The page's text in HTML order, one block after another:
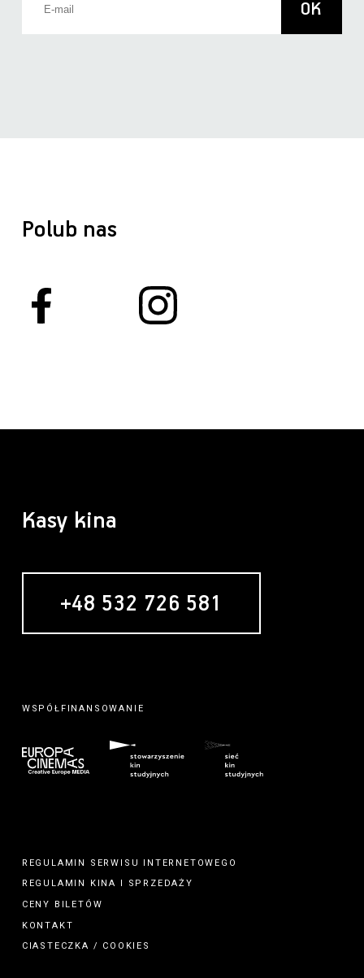
Polub nas
Kasy kina
+48 532 726 581
WSPÓŁFINANSOWANIE
REGULAMIN SERWISU INTERNETOWEGO
REGULAMIN
KINA
SPRZEDAŻY
CENY BILETÓW
KONTAKT
CIASTECZKA / COOKIES